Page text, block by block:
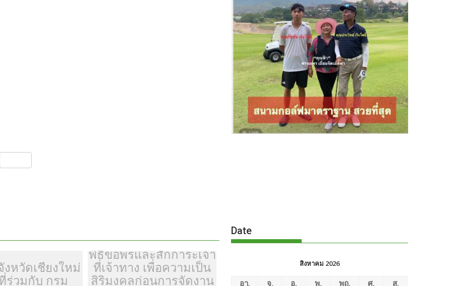
h
หวัดเชียงใหม่
ร่วมกับ กรม
พิธีขอพรและสักการะเจ้า
ที่เจ้าทาง เพื่อความเป็น
สิริมงคลก่อนการจัดงาน
Date
สิงหาคม 2026
อา. จ. อ. พ. พฤ. ศ.
ส.